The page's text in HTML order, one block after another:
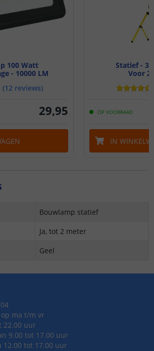
100 Watt
- 10000 LM
(12 reviews)
29,95
Statief - 3
Voor 2
OP VOORRAAD
IN
Bouwlamp statief
Ja, tot 2 meter
Geel
ma t/m vr
22.00 uur
9.00 tot 17.00 uur
12.00 tot 17.00 uur